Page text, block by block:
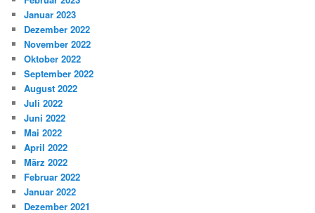
Januar 2023
Dezember 2022
November 2022
Oktober 2022
September 2022
August 2022
Juli 2022
Juni 2022
Mai 2022
April 2022
März 2022
Februar 2022
Januar 2022
Dezember 2021